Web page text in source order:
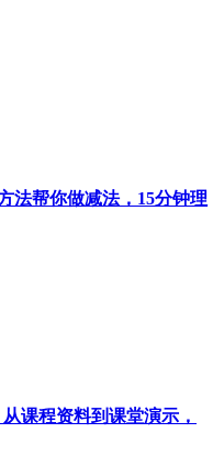
法帮你做减法，15分钟理
课程资料到课堂演示，